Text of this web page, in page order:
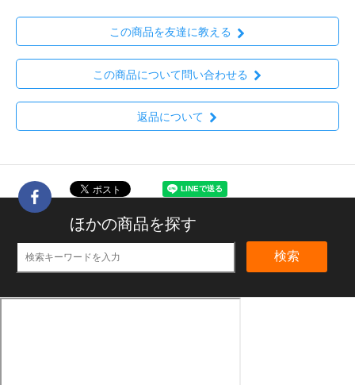
この商品を友達に教える
この商品について問い合わせる
返品について
ほかの商品を探す
検索